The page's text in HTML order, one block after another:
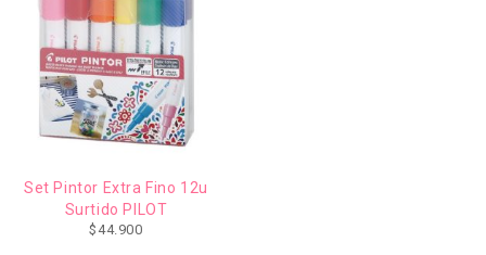
Set Pintor Extra Fino 12u
Surtido PILOT
$ 44.900